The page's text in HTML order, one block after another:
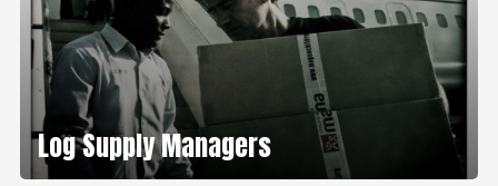
Log Supply Managers